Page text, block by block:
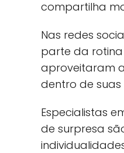
compartilha
Nas redes
parte da
aproveitaram
dentro de
Especialistas
de surpresa